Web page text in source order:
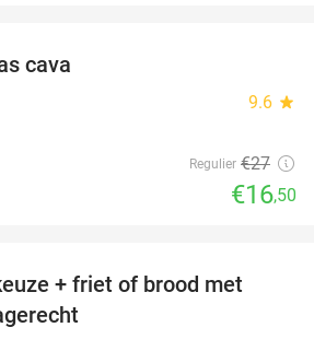
cava
9.6 star
Regulier €27
€16,50
+ friet of brood met